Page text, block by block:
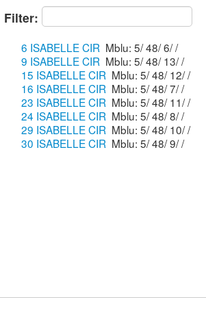
Filter:
6 ISABELLE CIR
Mblu: 5/ 48/ 6/ /
9 ISABELLE CIR
Mblu: 5/ 48/ 13/ /
15 ISABELLE CIR
Mblu: 5/ 48/ 12/ /
16 ISABELLE CIR
Mblu: 5/ 48/ 7/ /
23 ISABELLE CIR
Mblu: 5/ 48/ 11/ /
24 ISABELLE CIR
Mblu: 5/ 48/ 8/ /
29 ISABELLE CIR
Mblu: 5/ 48/ 10/ /
30 ISABELLE CIR
Mblu: 5/ 48/ 9/ /